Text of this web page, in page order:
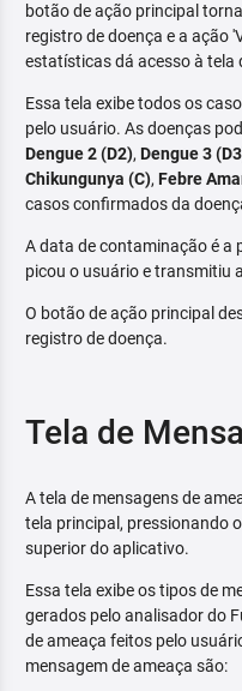
botão de ação principal
registro de doença e a ação
estatísticas dá acesso à tela
Essa tela exibe todos os
pelo usuário. As doenças
Dengue 2 (D2), Dengue 3
Chikungunya (C), Febre
casos confirmados da
A data de contaminação é a
picou o usuário e transmitiu
O botão de ação principal
registro de doença.
Tela de
A tela de mensagens de
tela principal, pressionando
superior do aplicativo.
Essa tela exibe os tipos de
gerados pelo analisador do
de ameaça feitos pelo
mensagem de ameaça são: